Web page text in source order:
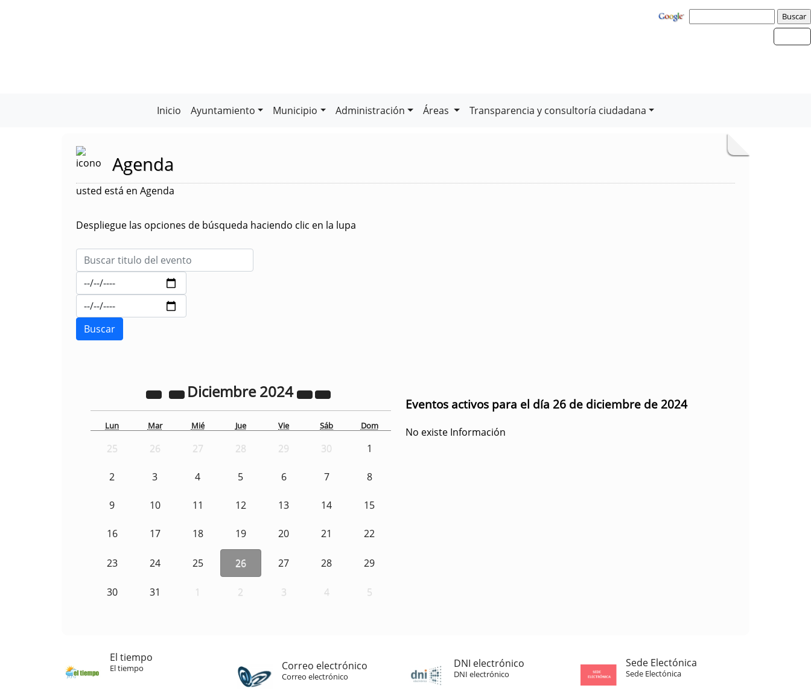
Inicio Ayuntamiento Municipio Administración Áreas Transparencia y consultoría ciudadana
Agenda
usted está en Agenda
Despliegue las opciones de búsqueda haciendo clic en la lupa
Diciembre2024
Lun Mar Mié Jue Vie Sáb Dom
25 26 27 28 29 30 1
2 3 4 5 6 7 8
9 10 11 12 13 14 15
16 17 18 19 20 21 22
23 24 25 26 27 28 29
30 31 1 2 3 4 5
Eventos activos para el día 26 de diciembre de 2024
No existe Información
El tiempo
El tiempo Correo electrónico
Correo electrónico
DNI electrónico
DNI electrónico
Sede Electónica
Sede Electónica